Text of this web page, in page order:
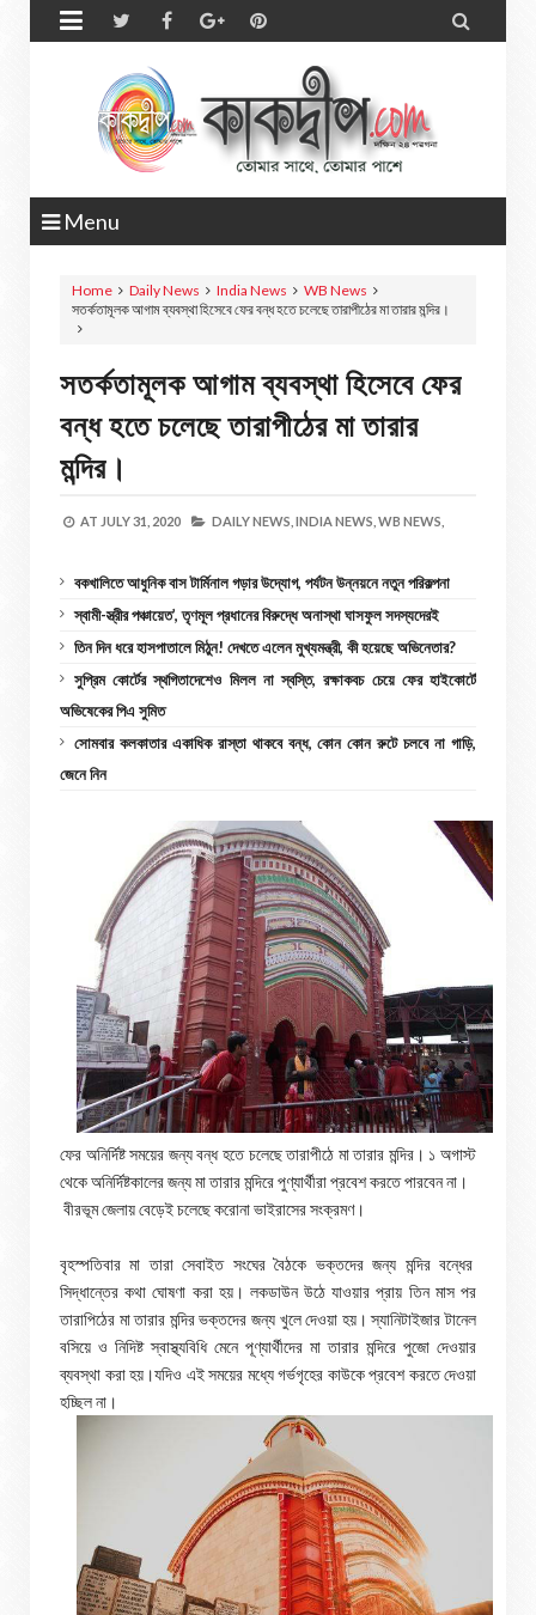
 
Menu
Home Daily News India News
WB News
সতর্কতামূলক আগাম ব্যবস্থা হিসেবে ফের বন্ধ হতে চলেছে তারাপীঠের মা তারার মন্দির।
সতর্কতামূলক আগাম ব্যবস্থা হিসেবে ফের
বন্ধ হতে চলেছে তারাপীঠের মা তারার
মন্দির।
AT JULY 31, 2020 DAILY NEWS, INDIA NEWS, WB NEWS,
বকখালিতে আধুনিক বাস টার্মিনাল গড়ার উদ্যোগ, পর্যটন উন্নয়নে নতুন পরিকল্পনা
স্বামী-স্ত্রীর পঞ্চায়েত’, তৃণমূল প্রধানের বিরুদ্ধে অনাস্থা ঘাসফুল সদস্যদেরই
তিন দিন ধরে হাসপাতালে মিঠুন! দেখতে এলেন মুখ্যমন্ত্রী, কী হয়েছে অভিনেতার?
সুপ্রিম কোর্টের স্থগিতাদেশেও মিলল না স্বস্তি, রক্ষাকবচ চেয়ে ফের হাইকোর্টে
অভিষেকের পিএ সুমিত
সোমবার কলকাতার একাধিক রাস্তা থাকবে বন্ধ, কোন কোন রুটে চলবে না গাড়ি,
জেনে নিন
ফের অনির্দিষ্ট সময়ের জন্য বন্ধ হতে চলেছে তারাপীঠে মা তারার মন্দির। ১ অগাস্ট
থেকে অনির্দিষ্টকালের জন্য মা তারার মন্দিরে পুণ্যার্থীরা প্রবেশ করতে পারবেন না।
বীরভূম জেলায় বেড়েই চলেছে করোনা ভাইরাসের সংক্রমণ।
বৃহস্পতিবার মা তারা সেবাইত সংঘের বৈঠকে ভক্তদের জন্য মন্দির বন্ধের
সিদ্ধান্তের কথা ঘোষণা করা হয়। লকডাউন উঠে যাওয়ার প্রায় তিন মাস পর
তারাপিঠের মা তারার মন্দির ভক্তদের জন্য খুলে দেওয়া হয়। স্যানিটাইজার টানেল
বসিয়ে ও নিদিষ্ট স্বাস্থ্যবিধি মেনে পূণ্যার্থীদের মা তারার মন্দিরে পুজো দেওয়ার
ব্যবস্থা করা হয়।যদিও এই সময়ের মধ্যে গর্ভগৃহের কাউকে প্রবেশ করতে দেওয়া
হচ্ছিল না।